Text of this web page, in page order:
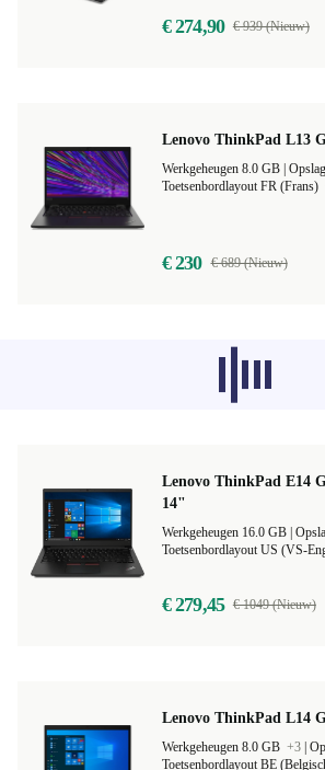
€ 274,90 € 939 (Nieuw)
Lenovo ThinkPad L13
Toetsenbordlayout FR (Frans)
€ 230 € 689 (Nieuw)
Aanbevolen producten
categorieën worden
14"
Lenovo ThinkPad L14